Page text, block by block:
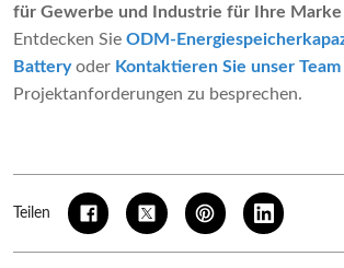
für Gewerbe und Industrie für Ihre
Entdecken Sie ODM-
Batteryoder Kontaktieren Sie unser Team
Projektanforderungen zu besprechen.
Teilen